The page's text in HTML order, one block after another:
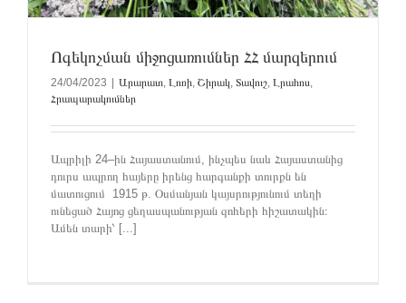
Ոգեկոչման միջոցառումներ ՀՀ մարզերում
24/04/2023 Արարատ, Լոռի, Շիրակ, Տավուշ, Լրահոս,
Հրապարակումներ
Ապրիլի 24–ին Հայաստանում, ինչպես նաև Հայաստանից
դուրս ապրող հայերը իրենց հարգանքի տուրքն են
մատուցում 1915 թ. Օսմանյան կայսրությունում տեղի
ունեցած Հայոց ցեղասպանության զոհերի հիշատակին։
Ամեն տարի՝ [...]